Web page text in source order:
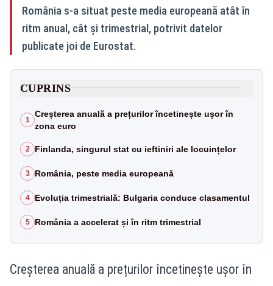
România s-a situat peste media europeană atât în
ritm anual, cât și trimestrial, potrivit datelor
publicate joi de Eurostat.
CUPRINS
1
Creșterea anuală a prețurilor încetinește ușor în
zona euro
2 Finlanda, singurul stat cu ieftiniri ale locuințelor
3 România, peste media europeană
4 Evoluția trimestrială: Bulgaria conduce clasamentul
5 România a accelerat și în ritm trimestrial
Creșterea anuală a prețurilor încetinește ușor în